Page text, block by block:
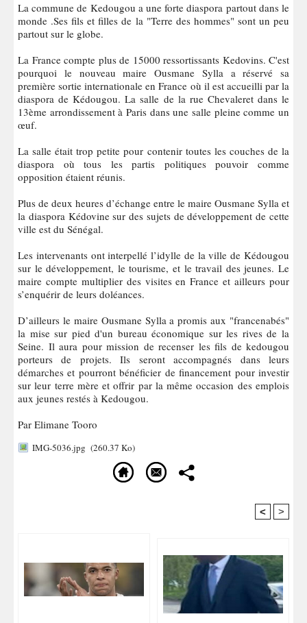
La commune de Kedougou a une forte diaspora partout dans le
monde .Ses fils et filles de la "Terre des hommes" sont un peu
partout sur le globe.
La France compte plus de 15000 ressortissants Kedovins. C'est
pourquoi le nouveau maire Ousmane Sylla a réservé sa
première sortie internationale en France où il est accueilli par la
diaspora de Kédougou. La salle de la rue Chevaleret dans le
13ème arrondissement à Paris dans une salle pleine comme un
œuf.
La salle était trop petite pour contenir toutes les couches de la
diaspora où tous les partis politiques pouvoir comme
opposition étaient réunis.
Plus de deux heures d’échange entre le maire Ousmane Sylla et
la diaspora Kédovine sur des sujets de développement de cette
ville est du Sénégal.
Les intervenants ont interpellé l’idylle de la ville de Kédougou
sur le développement, le tourisme, et le travail des jeunes. Le
maire compte multiplier des visites en France et ailleurs pour
s’enquérir de leurs doléances.
D’ailleurs le maire Ousmane Sylla a promis aux "francenabés"
la mise sur pied d'un bureau économique sur les rives de la
Seine. Il aura pour mission de recenser les fils de kedougou
porteurs de projets. Ils seront accompagnés dans leurs
démarches et pourront bénéficier de financement pour investir
sur leur terre mère et offrir par la même occasion des emplois
aux jeunes restés à Kedougou.
Par Elimane Tooro
IMG-5036.jpg (260.37 Ko)
< >